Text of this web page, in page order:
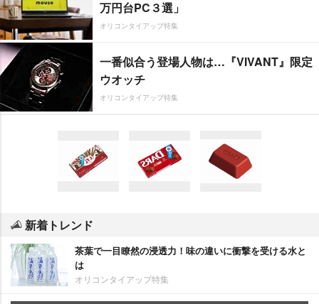
万円台PC３選」
オリコンタイアップ特集
一番似合う登場人物は…『VIVANT』限定
ウオッチ
オリコンタイアップ特集
新着トレンド
茶葉で一目瞭然の浸透力！味の違いに衝撃を受ける水と
は
オリコンタイアップ特集